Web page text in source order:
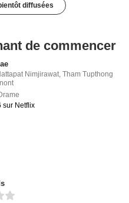
diffusées
de commencer
Nimjirawat ,Tham Tupthong
sur Netflix